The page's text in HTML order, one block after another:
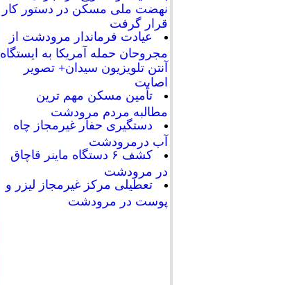
نهضت ملی مسکن در دستور کار
قرار گرفت
عیادت فرماندار مرودشت از
مجروحان حمله آمریکا به ایستگاه
آنتن تلویزیون سیدان+ تصویر
اصابت
تأمین مسکن مهم ترین
مطالبه مردم مرودشت
دستگیری حفار غیرمجاز چاه
آب درمرودشت
کشف ۶ دستگاه ماینر قاچاق
در مرودشت
تعطیلی مرکز غیرمجاز لیزر و
پوست در مرودشت